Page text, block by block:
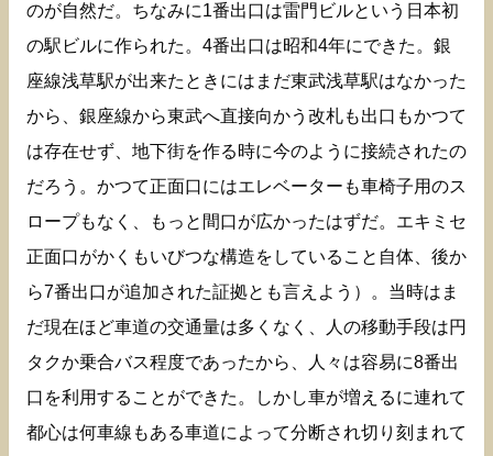
のが自然だ。ちなみに1番出口は雷門ビルという日本初
の駅ビルに作られた。4番出口は昭和4年にできた。銀
座線浅草駅が出来たときにはまだ東武浅草駅はなかった
から、銀座線から東武へ直接向かう改札も出口もかつて
は存在せず、地下街を作る時に今のように接続されたの
だろう。かつて正面口にはエレベーターも車椅子用のス
ロープもなく、もっと間口が広かったはずだ。エキミセ
正面口がかくもいびつな構造をしていること自体、後か
ら7番出口が追加された証拠とも言えよう）。当時はま
だ現在ほど車道の交通量は多くなく、人の移動手段は円
タクか乗合バス程度であったから、人々は容易に8番出
口を利用することができた。しかし車が増えるに連れて
都心は何車線もある車道によって分断され切り刻まれて